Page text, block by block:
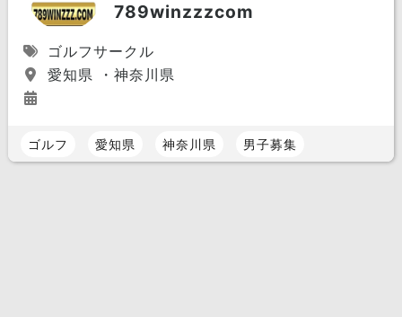
789winzzzcom
ゴルフサークル
愛知県 ・神奈川県
ゴルフ 愛知県 神奈川県 男子募集